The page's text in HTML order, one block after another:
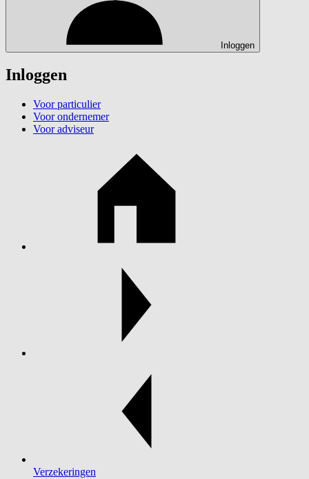
Inloggen
Inloggen
Voor particulier
Voor ondernemer
Voor adviseur
Verzekeringen